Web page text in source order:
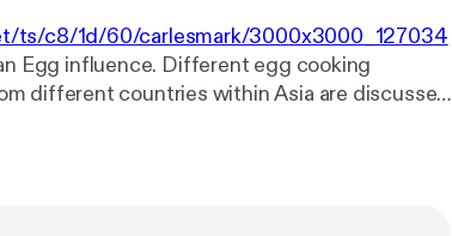
ts/c8/1d/60/carlesmark/3000x3000_127034
Egg influence. Different egg cooking
different countries within Asia are discussed